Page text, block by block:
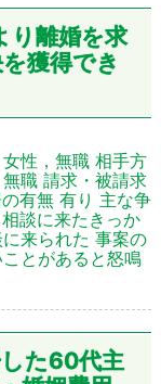
り離婚を求
獲得でき
性，無職 相手方
無職 請求・被請求
有無 有り 主な争
談に来たきっか
来られた 事案の
とがあると怒鳴
た60代主